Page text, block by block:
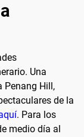
Una
Penang Hill,
de la
. Para los
medio día al